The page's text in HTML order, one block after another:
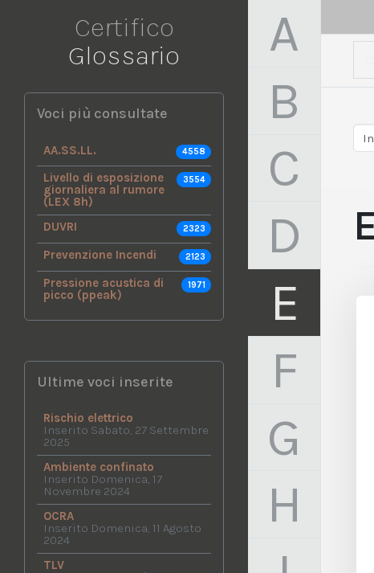
Certifico
Glossario
Voci più consultate
AA.SS.LL. 4558
Livello di esposizione
giornaliera al rumore
(LEX 8h)
3554
DUVRI 2323
Prevenzione Incendi 2123
Pressione acustica di
picco (ppeak)
1971
Ultime voci inserite
Rischio elettrico
Inserito Sabato, 27 Settembre
2025
Ambiente confinato
Inserito Domenica, 17
Novembre 2024
OCRA
Inserito Domenica, 11 Agosto
2024
TLV
A
B
C
D
E
F
G
H
E